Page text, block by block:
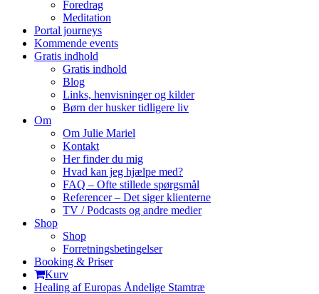
Foredrag
Meditation
Portal journeys
Kommende events
Gratis indhold
Gratis indhold
Blog
Links, henvisninger og kilder
Børn der husker tidligere liv
Om
Om Julie Mariel
Kontakt
Her finder du mig
Hvad kan jeg hjælpe med?
FAQ – Ofte stillede spørgsmål
Referencer – Det siger klienterne
TV / Podcasts og andre medier
Shop
Shop
Forretningsbetingelser
Booking & Priser
Kurv
Healing af Europas Åndelige Stamtræ